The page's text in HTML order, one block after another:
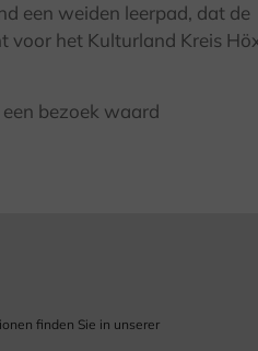
een weiden leerpad, dat de
voor het Kulturland Kreis
bezoek waard
finden Sie in unserer